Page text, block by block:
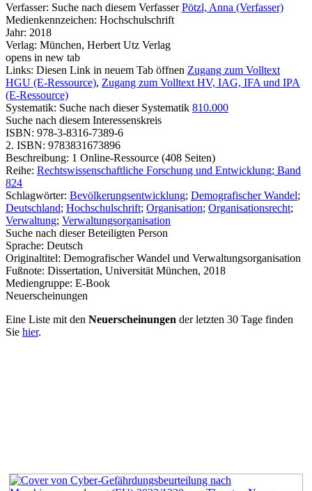
Verfasser: Suche nach diesem Verfasser Pötzl, Anna (Verfasser)
Medienkennzeichen: Hochschulschrift
Jahr: 2018
Verlag: München, Herbert Utz Verlag
opens in new tab
Links: Diesen Link in neuem Tab öffnen Zugang zum Volltext
HGU (E-Ressource), Zugang zum Volltext HV, IAG, IFA und IPA
(E-Ressource)
Systematik: Suche nach dieser Systematik 810.000
Suche nach diesem Interessenskreis
ISBN: 978-3-8316-7389-6
2. ISBN: 9783831673896
Beschreibung: 1 Online-Ressource (408 Seiten)
Reihe: Rechtswissenschaftliche Forschung und Entwicklung; Band
824
Schlagwörter: Bevölkerungsentwicklung; Demografischer Wandel;
Deutschland; Hochschulschrift; Organisation; Organisationsrecht;
Verwaltung; Verwaltungsorganisation
Suche nach dieser Beteiligten Person
Sprache: Deutsch
Originaltitel: Demografischer Wandel und Verwaltungsorganisation
Fußnote: Dissertation, Universität München, 2018
Mediengruppe: E-Book
Neuerscheinungen
Eine Liste mit den Neuerscheinungen der letzten 30 Tage finden
Sie hier.